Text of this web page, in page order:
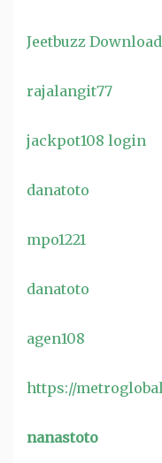
Jeetbuzz Download
rajalangit77
jackpot108 login
danatoto
mpo1221
danatoto
agen108
https://
nanastoto